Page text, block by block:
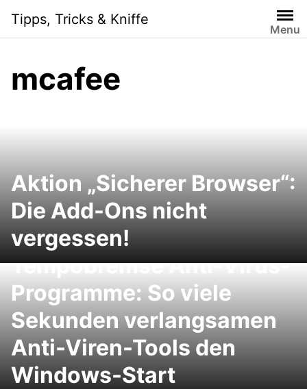
content
Tipps, Tricks & Kniffe
Menu
mcafee
Aktion „Sicherer Browser“:
Die Add-Ons nicht
vergessen!
Tempobremse Anti-Virus-
Programme: So viele
Sekunden verlangsamen
Anti-Viren-Tools den
Windows-Start